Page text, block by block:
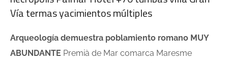
Vía termas yacimientos múltiples
Arqueología demuestra poblamiento romano MUY
ABUNDANTE Premià de Mar comarca Maresme